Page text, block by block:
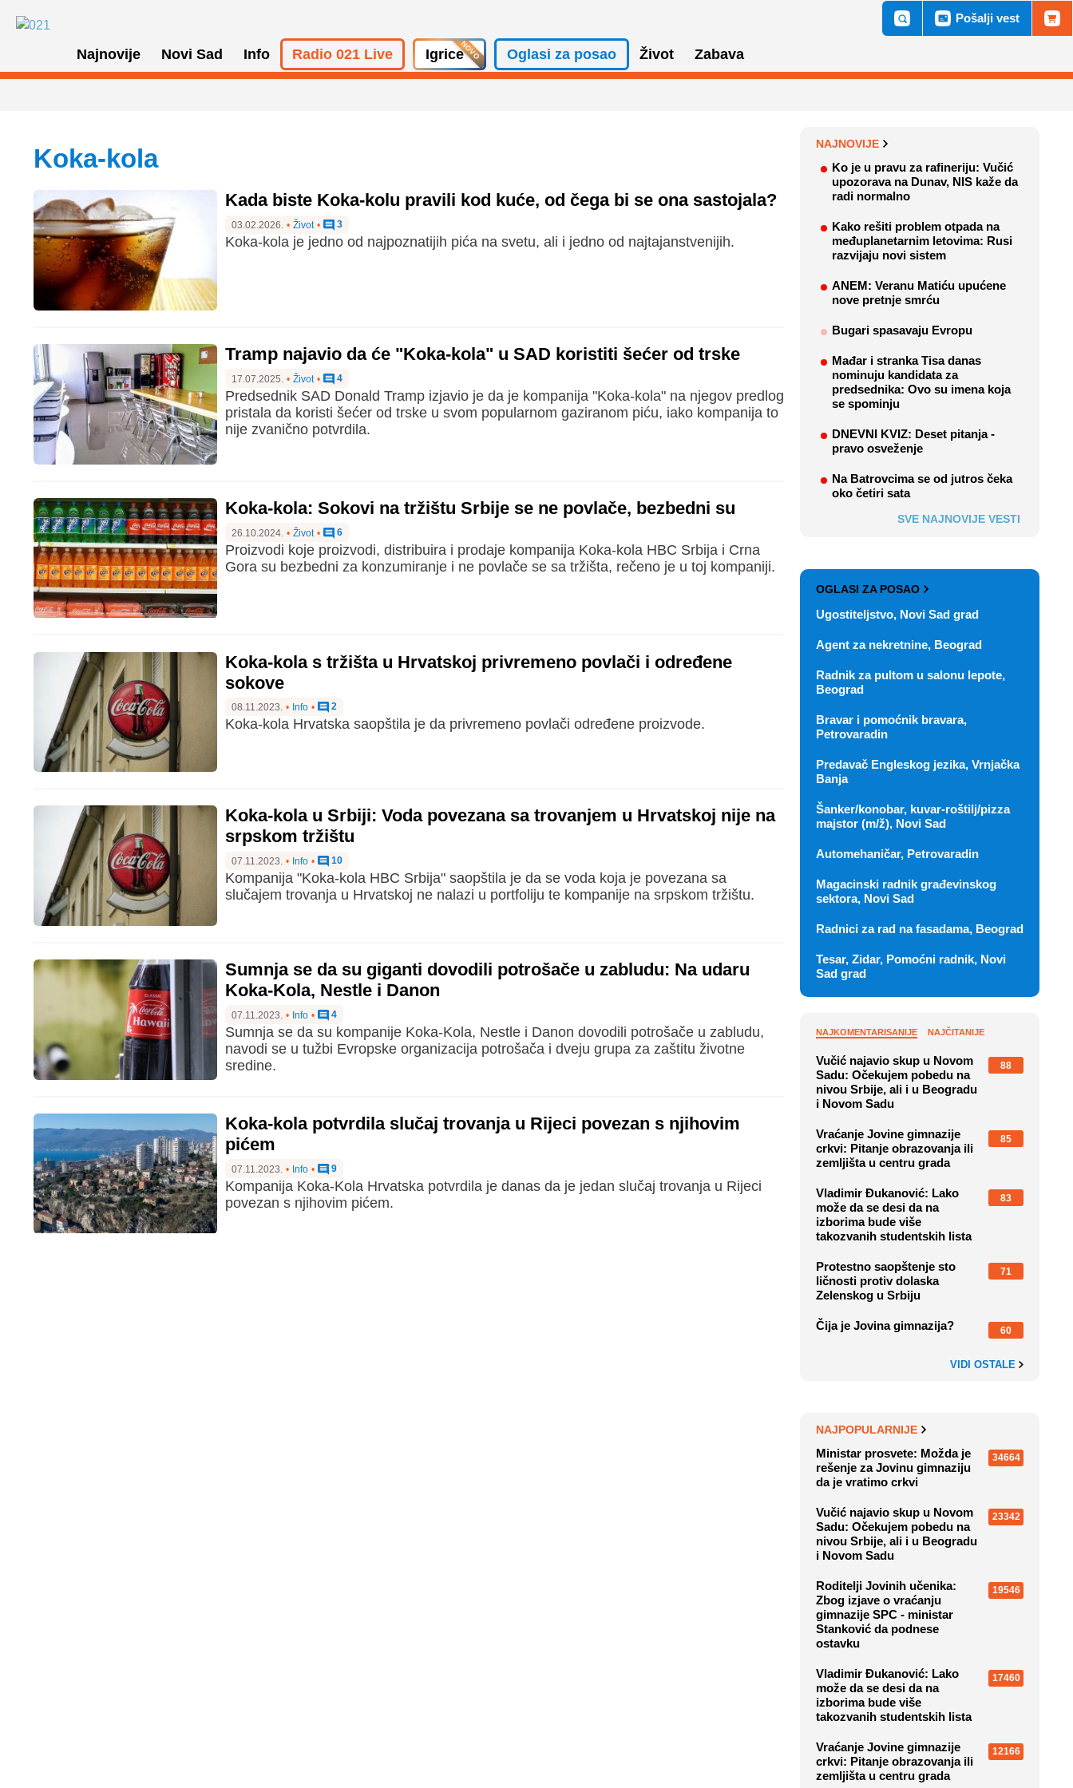
Najnovije Novi Sad Info Radio 021 Live Igrice Oglasi za posao Život Zabava
Pošalji vest
Koka-kola
Kada biste Koka-kolu pravili kod kuće, od čega bi se ona sastojala?
03.02.2026. • Život • 3
Koka-kola je jedno od najpoznatijih pića na svetu, ali i jedno od najtajanstvenijih.
Tramp najavio da će "Koka-kola" u SAD koristiti šećer od trske
17.07.2025. • Život • 4
Predsednik SAD Donald Tramp izjavio je da je kompanija "Koka-kola" na njegov predlog
pristala da koristi šećer od trske u svom popularnom gaziranom piću, iako kompanija to
nije zvanično potvrdila.
Koka-kola: Sokovi na tržištu Srbije se ne povlače, bezbedni su
26.10.2024. • Život • 6
Proizvodi koje proizvodi, distribuira i prodaje kompanija Koka-kola HBC Srbija i Crna
Gora su bezbedni za konzumiranje i ne povlače se sa tržišta, rečeno je u toj kompaniji.
Koka-kola s tržišta u Hrvatskoj privremeno povlači i određene
sokove
08.11.2023. • Info • 2
Koka-kola Hrvatska saopštila je da privremeno povlači određene proizvode.
Koka-kola u Srbiji: Voda povezana sa trovanjem u Hrvatskoj nije na
srpskom tržištu
07.11.2023. • Info • 10
Kompanija "Koka-kola HBC Srbija" saopštila je da se voda koja je povezana sa
slučajem trovanja u Hrvatskoj ne nalazi u portfoliju te kompanije na srpskom tržištu.
Sumnja se da su giganti dovodili potrošače u zabludu: Na udaru
Koka-Kola, Nestle i Danon
07.11.2023. • Info • 4
Sumnja se da su kompanije Koka-Kola, Nestle i Danon dovodili potrošače u zabludu,
navodi se u tužbi Evropske organizacija potrošača i dveju grupa za zaštitu životne
sredine.
Koka-kola potvrdila slučaj trovanja u Rijeci povezan s njihovim
pićem
07.11.2023. • Info • 9
Kompanija Koka-Kola Hrvatska potvrdila je danas da je jedan slučaj trovanja u Rijeci
povezan s njihovim pićem.
NAJNOVIJE
Ko je u pravu za rafineriju: Vučić
upozorava na Dunav, NIS kaže da
radi normalno
Kako rešiti problem otpada na
međuplanetarnim letovima: Rusi
razvijaju novi sistem
ANEM: Veranu Matiću upućene
nove pretnje smrću
Bugari spasavaju Evropu
Mađar i stranka Tisa danas
nominuju kandidata za
predsednika: Ovo su imena koja
se spominju
DNEVNI KVIZ: Deset pitanja -
pravo osveženje
Na Batrovcima se od jutros čeka
oko četiri sata
SVE NAJNOVIJE VESTI
OGLASI ZA POSAO
Ugostiteljstvo, Novi Sad grad
Agent za nekretnine, Beograd
Radnik za pultom u salonu lepote,
Beograd
Bravar i pomoćnik bravara,
Petrovaradin
Predavač Engleskog jezika, Vrnjačka
Banja
Šanker/konobar, kuvar-roštilj/pizza
majstor (m/ž), Novi Sad
Automehaničar, Petrovaradin
Magacinski radnik građevinskog
sektora, Novi Sad
Radnici za rad na fasadama, Beograd
Tesar, Zidar, Pomoćni radnik, Novi
Sad grad
NAJKOMENTARISANIJE NAJČITANIJE
Vučić najavio skup u Novom
Sadu: Očekujem pobedu na
nivou Srbije, ali i u Beogradu
i Novom Sadu
88
Vraćanje Jovine gimnazije
crkvi: Pitanje obrazovanja ili
zemljišta u centru grada
85
Vladimir Đukanović: Lako
može da se desi da na
izborima bude više
takozvanih studentskih lista
83
Protestno saopštenje sto
ličnosti protiv dolaska
Zelenskog u Srbiju
71
Čija je Jovina gimnazija? 60
VIDI OSTALE
NAJPOPULARNIJE
Ministar prosvete: Možda je
rešenje za Jovinu gimnaziju
da je vratimo crkvi
34664
Vučić najavio skup u Novom
Sadu: Očekujem pobedu na
nivou Srbije, ali i u Beogradu
i Novom Sadu
23342
Roditelji Jovinih učenika:
Zbog izjave o vraćanju
gimnazije SPC - ministar
Stanković da podnese
ostavku
19546
Vladimir Đukanović: Lako
može da se desi da na
izborima bude više
takozvanih studentskih lista
17460
Vraćanje Jovine gimnazije
crkvi: Pitanje obrazovanja ili
zemljišta u centru grada
12166